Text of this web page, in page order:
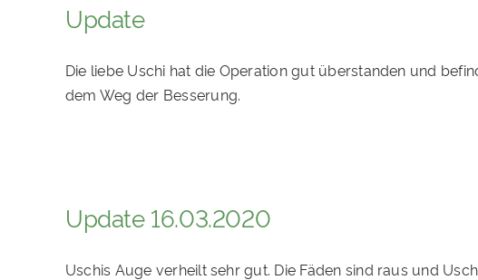
Update
Die liebe Uschi hat die Operation gut überstanden und
dem Weg der Besserung.
Update 16.03.2020
Uschis Auge verheilt sehr gut. Die Fäden sind raus und